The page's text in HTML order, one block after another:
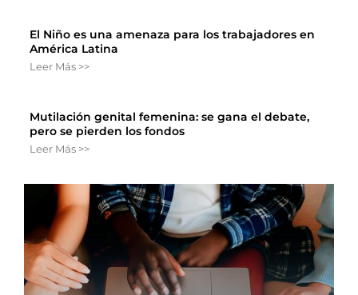
El Niño es una amenaza para los trabajadores en
América Latina
Leer Más >>
Mutilación genital femenina: se gana el debate,
pero se pierden los fondos
Leer Más >>